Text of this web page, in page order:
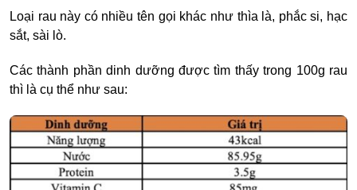
Loại rau này có nhiều tên gọi khác như thìa là, phắc si, hạc
sắt, sài lò.
Các thành phần dinh dưỡng được tìm thấy trong 100g rau
thì là cụ thể như sau: